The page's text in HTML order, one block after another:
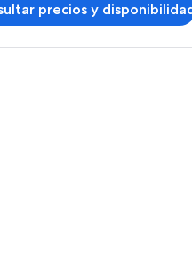
precios y